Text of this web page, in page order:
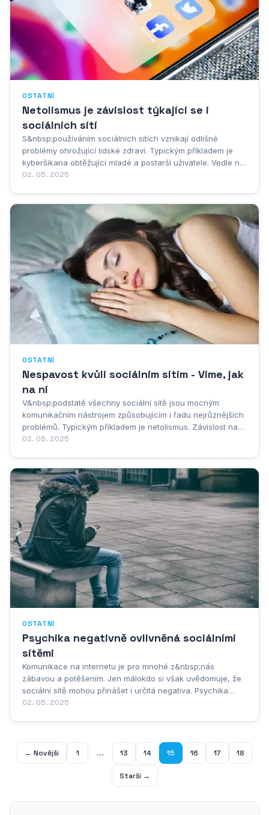
OSTATNÍ
Netolismus je závislost týkající se i
sociálních sítí
S&nbsp;používáním sociálních sítích vznikají odlišné
problémy ohrožující lidské zdraví. Typickým příkladem je
kyberšikana obtěžující mladé a postarší uživatele. Vedle ní
to ovšem mohou být i nejrůznější závislosti. Jednou
02. 05. 2025
OSTATNÍ
Nespavost kvůli sociálním sítím - Víme, jak
na ní
V&nbsp;podstatě všechny sociální sítě jsou mocným
komunikačním nástrojem způsobujícím i řadu nejrůznějších
problémů. Typickým příkladem je netolismus. Závislost na
internetu a sociálních sítích se primárně podepisuje na
02. 05. 2025
OSTATNÍ
Psychika negativně ovlivněná sociálními
sítěmi
Komunikace na internetu je pro mnohé z&nbsp;nás
zábavou a potěšením. Jen málokdo si však uvědomuje, že
sociální sítě mohou přinášet i určitá negativa. Psychika
člověka může být narušena v&nbsp;mnoha směrech.
02. 05. 2025
← Novější 1 ... 13 14 15 16 17 18
Starší →